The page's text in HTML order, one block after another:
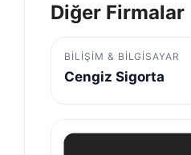
Diğer Firmalar
BILIŞIM & BILGISAYAR
Cengiz Sigorta